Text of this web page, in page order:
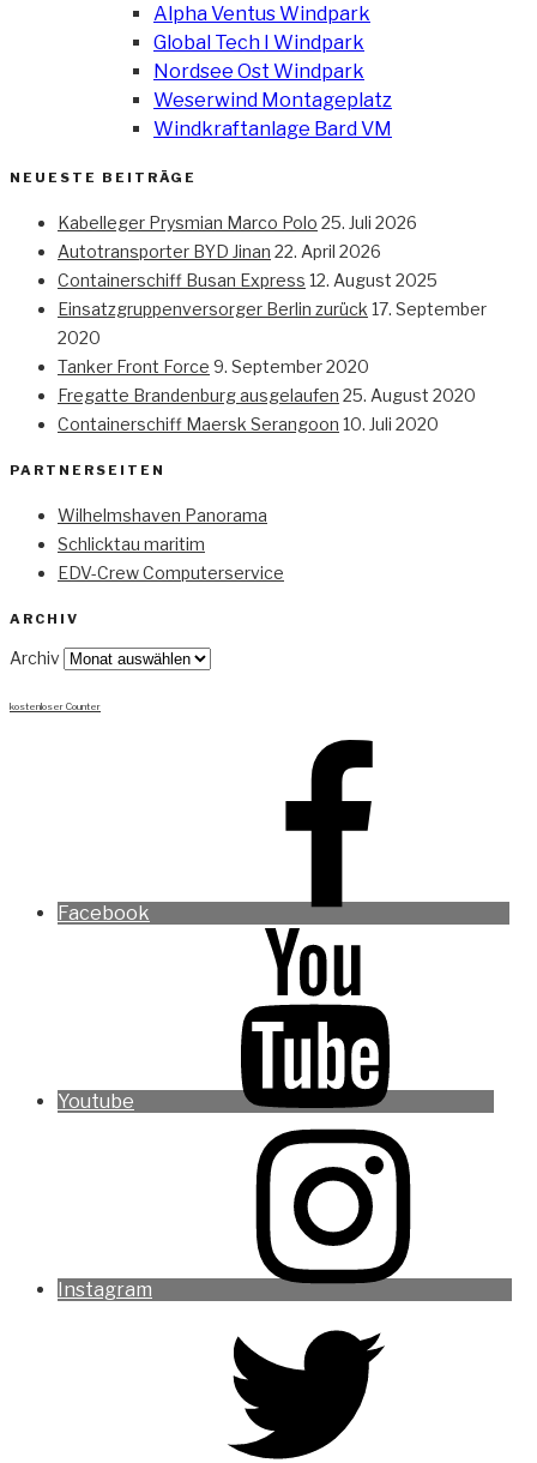
Alpha Ventus Windpark
Global Tech I Windpark
Nordsee Ost Windpark
Weserwind Montageplatz
Windkraftanlage Bard VM
NEUESTE BEITRÄGE
Kabelleger Prysmian Marco Polo 25. Juli 2026
Autotransporter BYD Jinan 22. April 2026
Containerschiff Busan Express 12. August 2025
Einsatzgruppenversorger Berlin zurück 17. September
2020
Tanker Front Force 9. September 2020
Fregatte Brandenburg ausgelaufen 25. August 2020
Containerschiff Maersk Serangoon 10. Juli 2020
PARTNERSEITEN
Wilhelmshaven Panorama
Schlicktau maritim
EDV-Crew Computerservice
ARCHIV
Archiv
kostenloser Counter
Facebook
Youtube
Instagram